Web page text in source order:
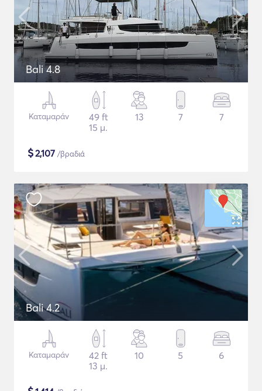
Bali 4.8
Καταμαράν
49 ft
15 μ.
13 7 7
$2,107 /βραδιά
Bali 4.2
Καταμαράν
42 ft
13 μ.
10 5 6